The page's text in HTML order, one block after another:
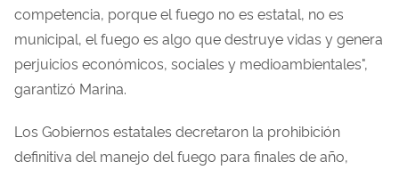
competencia, porque el fuego no es estatal, no es
municipal, el fuego es algo que destruye vidas y genera
perjuicios económicos, sociales y medioambientales",
garantizó Marina.
Los Gobiernos estatales decretaron la prohibición
definitiva del manejo del fuego para finales de año,